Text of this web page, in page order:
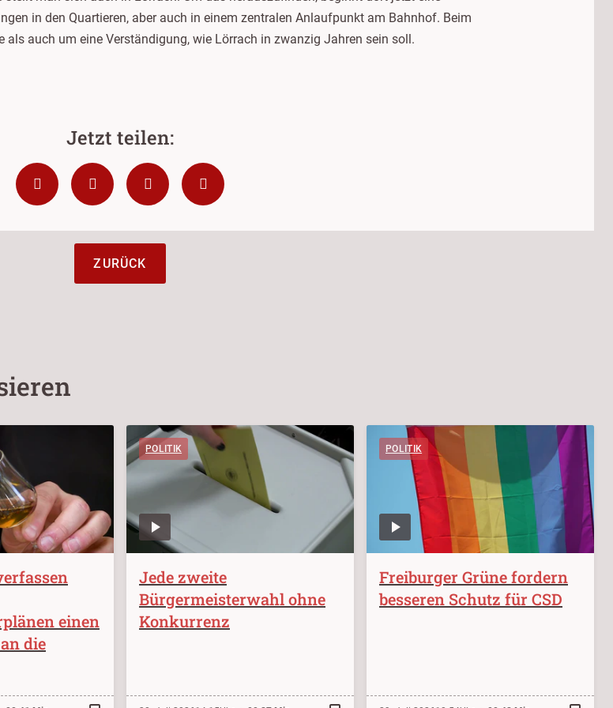
in den Quartieren, aber auch in einem zentralen Anlaufpunkt am Bahnhof. Beim
auch um eine Verständigung, wie Lörrach in zwanzig Jahren sein soll.
ZURÜCK
einen
die
POLITIK
Jede zweite
Bürgermeisterwahl ohne
Konkurrenz
POLITIK
Freiburger Grüne fordern
besseren Schutz für CSD